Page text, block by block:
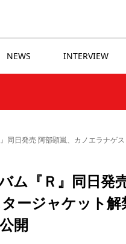
NEWS INTERVIEW
同日発売 阿部顕嵐、カノエラナゲ
ム『Ｒ』同日発
ージャケット
開